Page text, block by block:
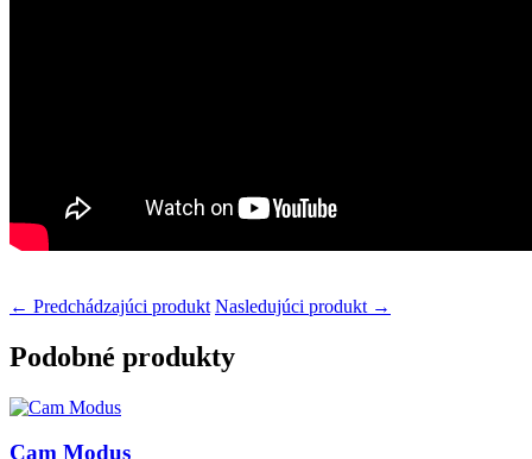
← Predchádzajúci produkt Nasledujúci produkt →
Podobné produkty
Cam Modus